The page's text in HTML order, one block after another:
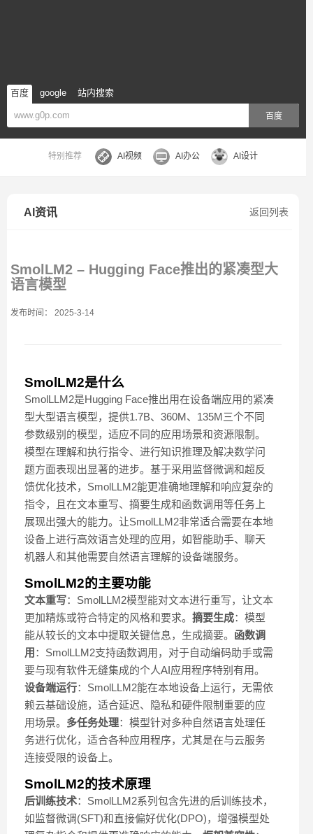
百度 google 站内搜索
百度
特别推荐 AI视频 AI办公 AI设计
返回列表
AI资讯
SmolLM2 – Hugging Face推出的紧凑型大
语言模型
发布时间： 2025-3-14
SmolLM2是什么
SmolLLM2是Hugging Face推出用在设备端应用的紧凑
型大型语言模型，提供1.7B、360M、135M三个不同
参数级别的模型，适应不同的应用场景和资源限制。
模型在理解和执行指令、进行知识推理及解决数学问
题方面表现出显著的进步。基于采用监督微调和超反
馈优化技术，SmolLLM2能更准确地理解和响应复杂的
指令，且在文本重写、摘要生成和函数调用等任务上
展现出强大的能力。让SmolLLM2非常适合需要在本地
设备上进行高效语言处理的应用，如智能助手、聊天
机器人和其他需要自然语言理解的设备端服务。
SmolLM2的主要功能
文本重写：SmolLLM2模型能对文本进行重写，让文本
更加精炼或符合特定的风格和要求。 摘要生成：模型
能从较长的文本中提取关键信息，生成摘要。 函数调
用 ：SmolLLM2支持函数调用，对于自动编码助手或需
要与现有软件无缝集成的个人AI应用程序特别有用。
设备端运行：SmolLLM2能在本地设备上运行，无需依
赖云基础设施，适合延迟、隐私和硬件限制重要的应
用场景。 多任务处理：模型针对多种自然语言处理任
务进行优化，适合各种应用程序，尤其是在与云服务
连接受限的设备上。
SmolLM2的技术原理
后训练技术：SmolLLM2系列包含先进的后训练技术，
如监督微调(SFT)和直接偏好优化(DPO)，增强模型处